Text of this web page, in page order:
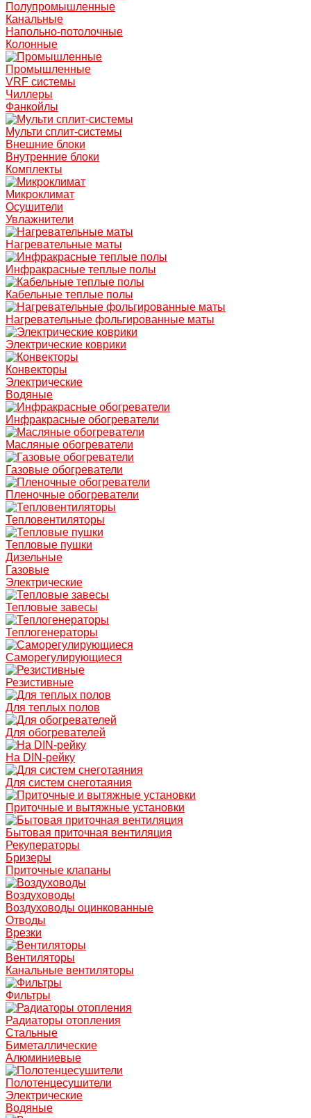
Полупромышленные
Канальные
Напольно-потолочные
Колонные
Промышленные
VRF системы
Чиллеры
Фанкойлы
Мульти сплит-системы
Внешние блоки
Внутренние блоки
Комплекты
Микроклимат
Осушители
Увлажнители
Нагревательные маты
Инфракрасные теплые полы
Кабельные теплые полы
Нагревательные фольгированные маты
Электрические коврики
Конвекторы
Электрические
Водяные
Инфракрасные обогреватели
Масляные обогреватели
Газовые обогреватели
Пленочные обогреватели
Тепловентиляторы
Тепловые пушки
Дизельные
Газовые
Электрические
Тепловые завесы
Теплогенераторы
Саморегулирующиеся
Резистивные
Для теплых полов
Для обогревателей
На DIN-рейку
Для систем снеготаяния
Приточные и вытяжные установки
Бытовая приточная вентиляция
Рекуператоры
Бризеры
Приточные клапаны
Воздуховоды
Воздуховоды оцинкованные
Отводы
Врезки
Вентиляторы
Канальные вентиляторы
Фильтры
Радиаторы отопления
Стальные
Биметаллические
Алюминиевые
Полотенцесушители
Электрические
Водяные